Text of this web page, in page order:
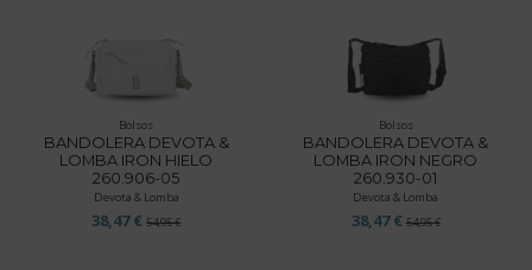
Bolsos
BANDOLERA DEVOTA &
LOMBA IRON HIELO
260.906-05
Devota & Lomba
38,47 €54,95 €
Bolsos
BANDOLERA DEVOTA &
LOMBA IRON NEGRO
260.930-01
Devota & Lomba
38,47 € 54,95 €